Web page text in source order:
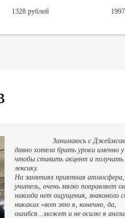
1328 рублей
Занимаюсь с Джеймсом
давно хотела брать уроки именно у
чтобы ставить акцент и получать
лексику.
На занятиях приятная
учитель, очень мягко поправляет
никогда нет ощущения, знакомого
никаких «вот это я, конечно, да,
ошибся...может и не осилю я